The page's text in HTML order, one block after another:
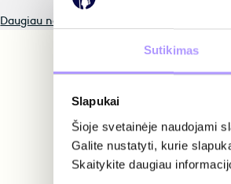
Sutikimas
Slapukai
Šioje svetainėje naudojami
Galite nustatyti, kurie
Skaitykite daugiau
Daugiau naujienų